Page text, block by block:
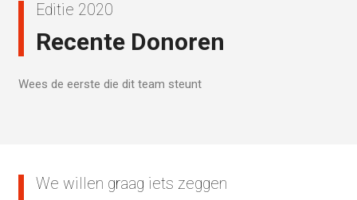
Editie 2020
Recente Donoren
Wees de eerste die dit team steunt
We willen graag iets zeggen